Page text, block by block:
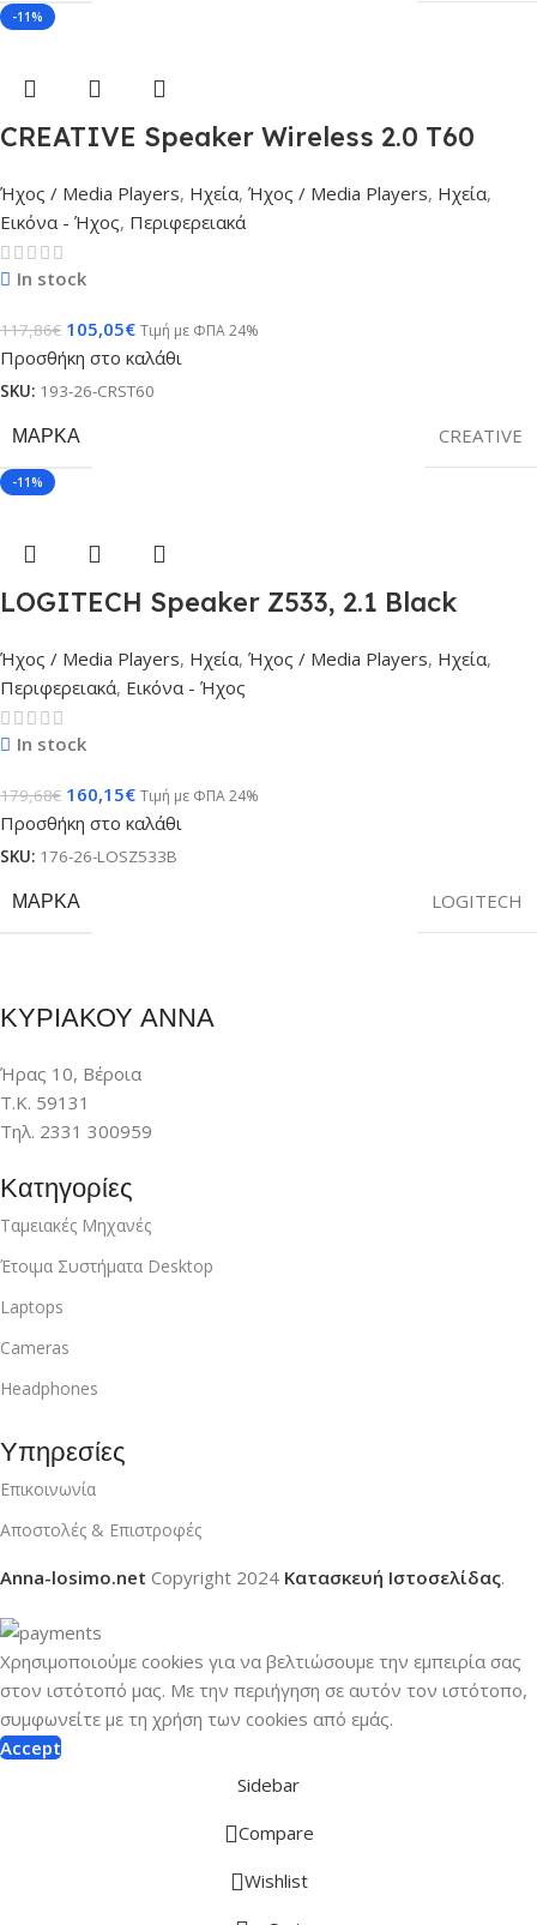
-11%
CREATIVE Speaker Wireless 2.0 T60
Ήχος / Media Players, Ηχεία, Ήχος / Media Players, Ηχεία,
Εικόνα - Ήχος, Περιφερειακά
In stock
117,86€ 105,05€ Τιμή με ΦΠΑ 24%
Προσθήκη στο καλάθι
SKU: 193-26-CRST60
ΜΆΡΚΑ CREATIVE
-11%
LOGITECH Speaker Z533, 2.1 Black
Ήχος / Media Players, Ηχεία, Ήχος / Media Players, Ηχεία,
Περιφερειακά, Εικόνα - Ήχος
In stock
179,68€ 160,15€ Τιμή με ΦΠΑ 24%
Προσθήκη στο καλάθι
SKU: 176-26-LOSZ533B
ΜΆΡΚΑ LOGITECH
ΚΥΡΙΑΚΟΥ ΑΝΝΑ
Ήρας 10, Βέροια
Τ.Κ. 59131
Τηλ. 2331 300959
Κατηγορίες
Ταμειακές Μηχανές
Έτοιμα Συστήματα Desktop
Laptops
Cameras
Headphones
Υπηρεσίες
Επικοινωνία
Αποστολές & Επιστροφές
Anna-losimo.net Copyright 2024 Κατασκευή Ιστοσελίδας.
Χρησιμοποιούμε cookies για να βελτιώσουμε την εμπειρία σας
στον ιστότοπό μας. Με την περιήγηση σε αυτόν τον ιστότοπο,
συμφωνείτε με τη χρήση των cookies από εμάς.
Accept
Sidebar
Compare
Wishlist